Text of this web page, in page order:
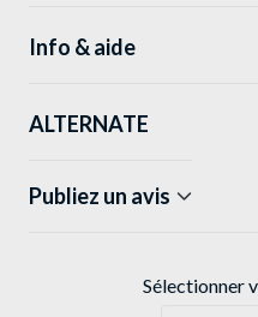
Info & aide
ALTERNATE
Publiez un avis
Sélectionner